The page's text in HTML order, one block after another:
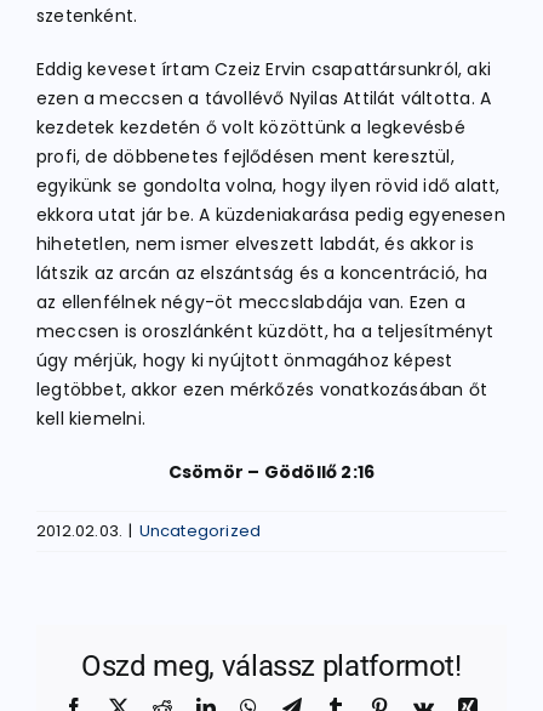
szetenként.
Eddig keveset írtam Czeiz Ervin csapattársunkról, aki
ezen a meccsen a távollévő Nyilas Attilát váltotta. A
kezdetek kezdetén ő volt közöttünk a legkevésbé
profi, de döbbenetes fejlődésen ment keresztül,
egyikünk se gondolta volna, hogy ilyen rövid idő alatt,
ekkora utat jár be. A küzdeniakarása pedig egyenesen
hihetetlen, nem ismer elveszett labdát, és akkor is
látszik az arcán az elszántság és a koncentráció, ha
az ellenfélnek négy-öt meccslabdája van. Ezen a
meccsen is oroszlánként küzdött, ha a teljesítményt
úgy mérjük, hogy ki nyújtott önmagához képest
legtöbbet, akkor ezen mérkőzés vonatkozásában őt
kell kiemelni.
Csömör – Gödöllő 2:16
2012.02.03. | Uncategorized
Oszd meg, válassz platformot!
Facebook
X RedditLinkedInWhatsApp
TelegramTumblr Pinterest
Vk
Xing